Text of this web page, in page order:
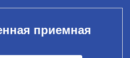
приемная